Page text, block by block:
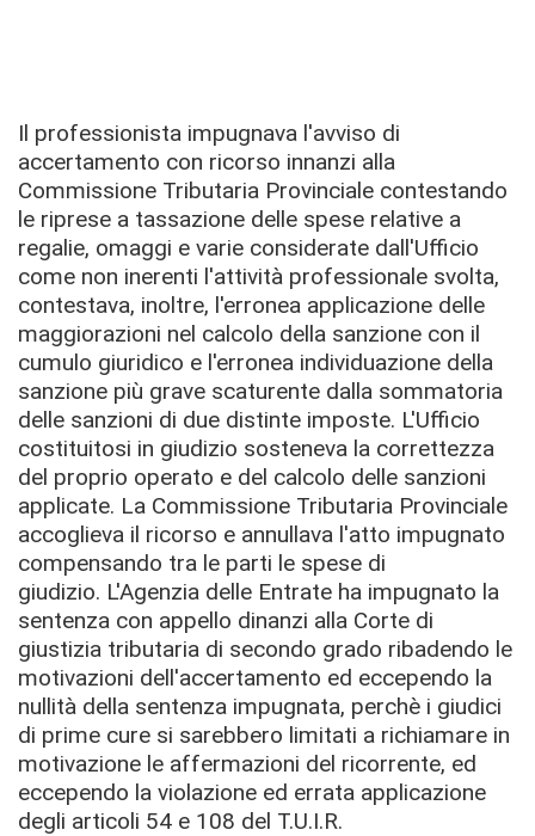
Il professionista impugnava l'avviso di
accertamento con ricorso innanzi alla
Commissione Tributaria Provinciale contestando
le riprese a tassazione delle spese relative a
regalie, omaggi e varie considerate dall'Ufficio
come non inerenti l'attività professionale svolta,
contestava, inoltre, l'erronea applicazione delle
maggiorazioni nel calcolo della sanzione con il
cumulo giuridico e l'erronea individuazione della
sanzione più grave scaturente dalla sommatoria
delle sanzioni di due distinte imposte. L'Ufficio
costituitosi in giudizio sosteneva la correttezza
del proprio operato e del calcolo delle sanzioni
applicate. La Commissione Tributaria Provinciale
accoglieva il ricorso e annullava l'atto impugnato
compensando tra le parti le spese di
giudizio. L'Agenzia delle Entrate ha impugnato la
sentenza con appello dinanzi alla Corte di
giustizia tributaria di secondo grado ribadendo le
motivazioni dell'accertamento ed eccependo la
nullità della sentenza impugnata, perchè i giudici
di prime cure si sarebbero limitati a richiamare in
motivazione le affermazioni del ricorrente, ed
eccependo la violazione ed errata applicazione
degli articoli 54 e 108 del T.U.I.R.